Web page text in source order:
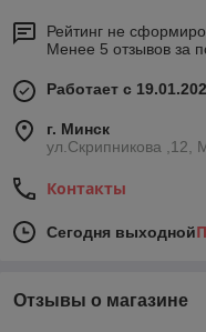
Рейтинг не
Менее 5 отзывов за
Работает с
г. Минск
ул.Скрипникова ,12,
Контакты
Сегодня выходной
Отзывы о магазине